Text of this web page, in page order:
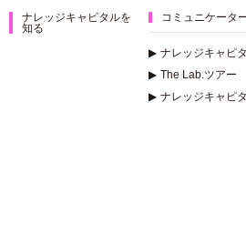
ナレッジキャピタルを
知る
コミュニケータ
▶ ナレッジキャピ
▶ The Lab.ツアー
▶ ナレッジキャピ